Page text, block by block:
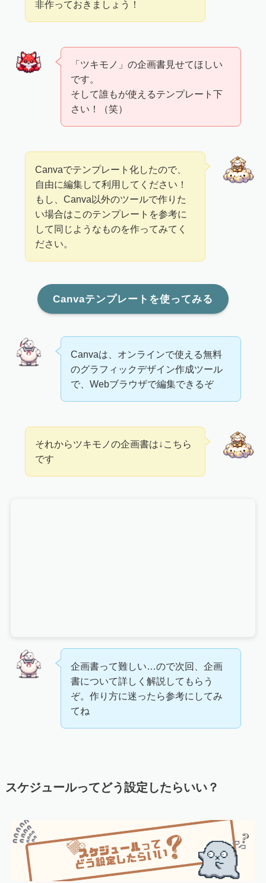
非作っておきましょう！
「ツキモノ」の企画書見せてほしい
です。
そして誰もが使えるテンプレート下
さい！（笑）
Canvaでテンプレート化したので、
自由に編集して利用してください！
もし、Canva以外のツールで作りた
い場合はこのテンプレートを参考に
して同じようなものを作ってみてく
ださい。
Canvaテンプレートを使ってみる
Canvaは、オンラインで使える無料
のグラフィックデザイン作成ツール
で、Webブラウザで編集できるぞ
それからツキモノの企画書は↓こちら
です
企画書って難しい…ので次回、企画
書について詳しく解説してもらう
ぞ。作り方に迷ったら参考にしてみ
てね
スケジュールってどう設定したらいい？